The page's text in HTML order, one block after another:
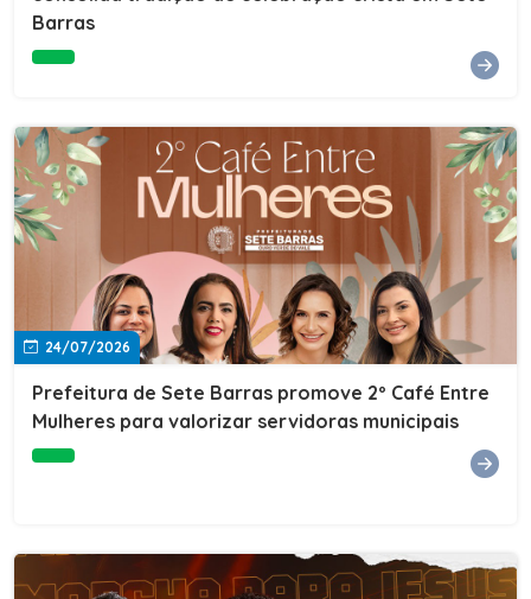
e do Instituto de Desenvolvimento Profissional
fundador da empresa Seu Consultor.Inscrições: FAÇA
AQUI
Barras
24/07/2026
Prefeitura de Sete Barras promove 2º Café Entre
Mulheres para valorizar servidoras municipais